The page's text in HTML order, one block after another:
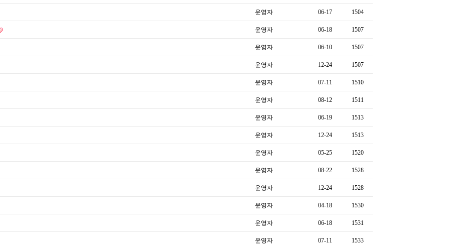
운영자 06-17 1504
운영자 06-18 1507
운영자 06-10 1507
운영자 12-24 1507
운영자 07-11 1510
운영자 08-12 1511
운영자 06-19 1513
운영자 12-24 1513
운영자 05-25 1520
운영자 08-22 1528
운영자 12-24 1528
운영자 04-18 1530
운영자 06-18 1531
운영자 07-11 1533